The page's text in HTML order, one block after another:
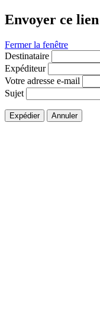
Envoyer ce
Fermer la fenêtre
Destinataire
Expéditeur
Votre adresse e-mail
Sujet
Expédier Annuler